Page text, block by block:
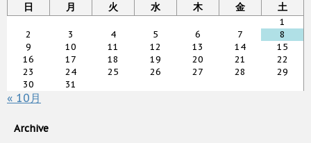
日
月 火 水 木 金 土
1
2
3 4 5 6 7
8
9
10 11 12 13 14
15
16
17 18 19 20 21
22
23
24 25 26 27 28
29
30
31
« 10月
Archive